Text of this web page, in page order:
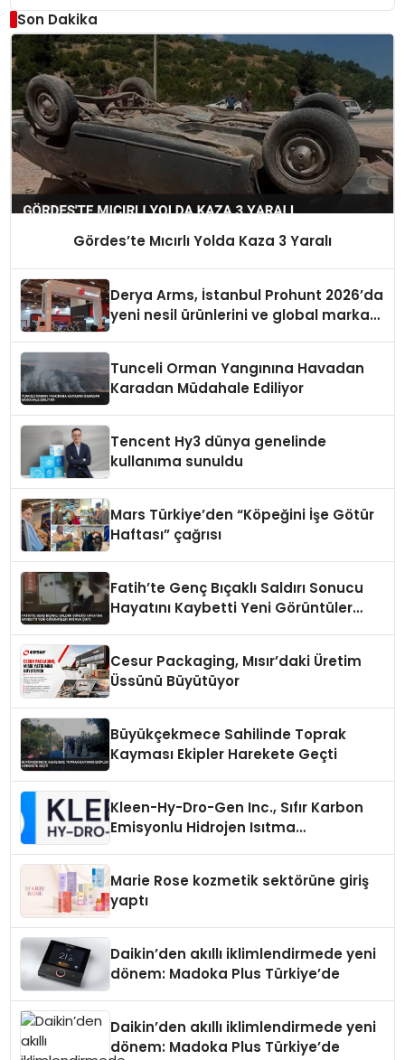
Son Dakika
Gördes’te Mıcırlı Yolda Kaza 3 Yaralı
Derya Arms, İstanbul Prohunt 2026’da
yeni nesil ürünlerini ve global marka
Tunceli Orman Yangınına Havadan
Karadan Müdahale Ediliyor
Tencent Hy3 dünya genelinde
kullanıma sunuldu
Mars Türkiye’den “Köpeğini İşe Götür
Haftası” çağrısı
Fatih’te Genç Bıçaklı Saldırı Sonucu
Hayatını Kaybetti Yeni Görüntüler
Cesur Packaging, Mısır’daki Üretim
Üssünü Büyütüyor
Büyükçekmece Sahilinde Toprak
Kayması Ekipler Harekete Geçti
Kleen-Hy-Dro-Gen Inc., Sıfır Karbon
Emisyonlu Hidrojen Isıtma
Marie Rose kozmetik sektörüne giriş
yaptı
Daikin’den akıllı iklimlendirmede yeni
dönem: Madoka Plus Türkiye’de
Daikin’den akıllı iklimlendirmede yeni
dönem: Madoka Plus Türkiye’de